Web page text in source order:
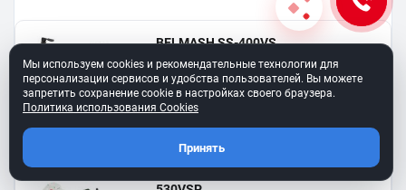
BELMASH SS-400VS
13 190 ₽
Мы используем cookies и рекомендательные технологии для
персонализации сервисов и удобства пользователей. Вы можете
запретить сохранение cookie в настройках своего браузера.
Политика использования Cookies
Принять